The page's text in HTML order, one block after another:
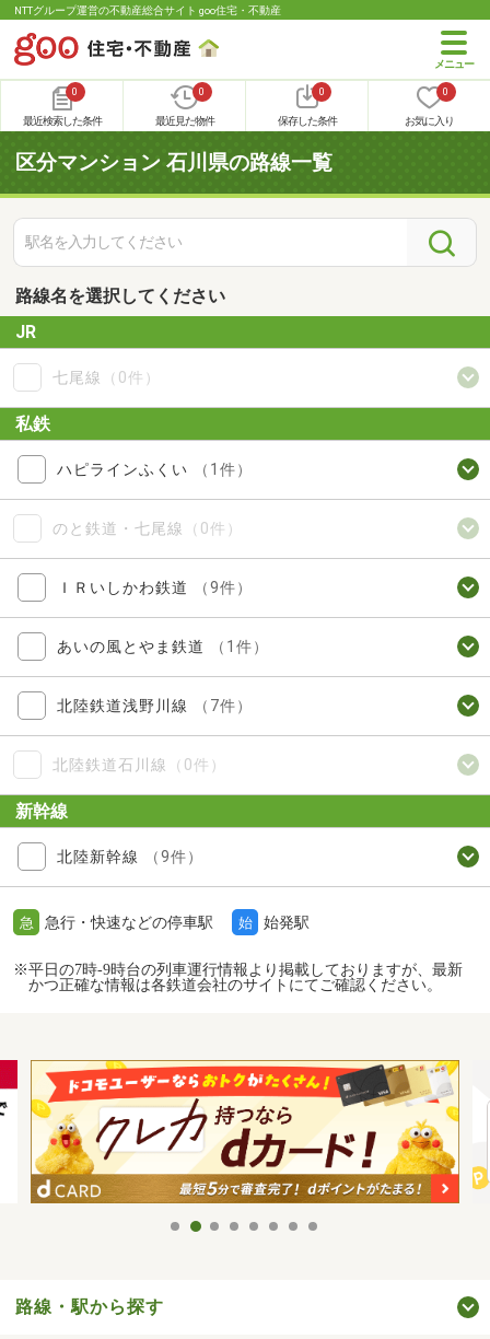
NTTグループ運営の不動産総合サイト goo住宅・不動産
0
最近検索した条件
0
最近見た物件
0
保存した条件
0
お気に入り
区分マンション 石川県の路線一覧
路線名を選択してください
JR
七尾線 （0件）
私鉄
ハピラインふくい （1件）
のと鉄道・七尾線 （0件）
ＩＲいしかわ鉄道 （9件）
あいの風とやま鉄道 （1件）
北陸鉄道浅野川線 （7件）
北陸鉄道石川線 （0件）
新幹線
北陸新幹線 （9件）
急 急行・快速などの停車駅 始 始発駅
※平日の7時-9時台の列車運行情報より掲載しておりますが、最新
かつ正確な情報は各鉄道会社のサイトにてご確認ください。
路線・駅から探す